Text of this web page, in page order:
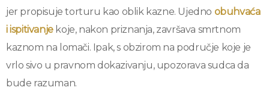
jer propisuje torturu kao oblik kazne. Ujedno obuhvaća
i ispitivanjekoje, nakon priznanja, završava smrtnom
kaznom na lomači. Ipak, s obzirom na područje koje je
vrlo sivo u pravnom dokazivanju, upozorava sudca da
bude razuman.